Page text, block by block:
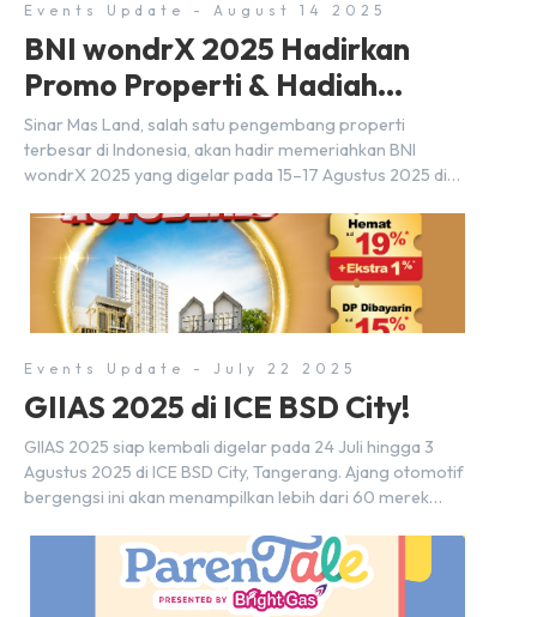
Events Update - August 14 2025
BNI wondrX 2025 Hadirkan
Promo Properti & Hadiah
Eksklusif
Sinar Mas Land, salah satu pengembang properti
terbesar di Indonesia, akan hadir memeriahkan BNI
wondrX 2025 yang digelar pada 15–17 Agustus 2025 di
di Hall 9, Booth Sinar Mas Land. Partisipasi ini menjadi
wujud komitmen Sinar Mas Land dalam memberikan
kemudahan dan pengalaman berbeda bagi para pencari
hunian […]
Events Update - July 22 2025
GIIAS 2025 di ICE BSD City!
GIIAS 2025 siap kembali digelar pada 24 Juli hingga 3
Agustus 2025 di ICE BSD City, Tangerang. Ajang otomotif
bergengsi ini akan menampilkan lebih dari 60 merek
pendukung. Tak hanya menjadi pusat perhatian bagi
para pecinta otomotif, GIIAS juga menjadi tempat
berkumpulnya komunitas dan pelaku industri untuk